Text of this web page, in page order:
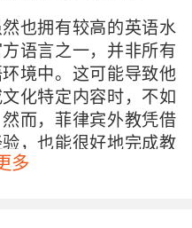
也拥有较高的英语水
语言之一，并非所有
境中。这可能导致他
化特定内容时，不如
而，菲律宾外教凭借
，也能很好地完成教
近学生的方式传授知
多